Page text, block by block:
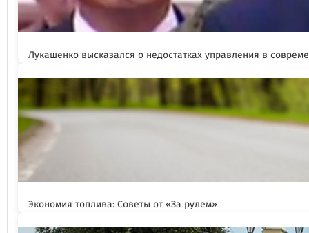
Лукашенко высказался о недостатках управления в
Экономия топлива: Советы от «За рулем»